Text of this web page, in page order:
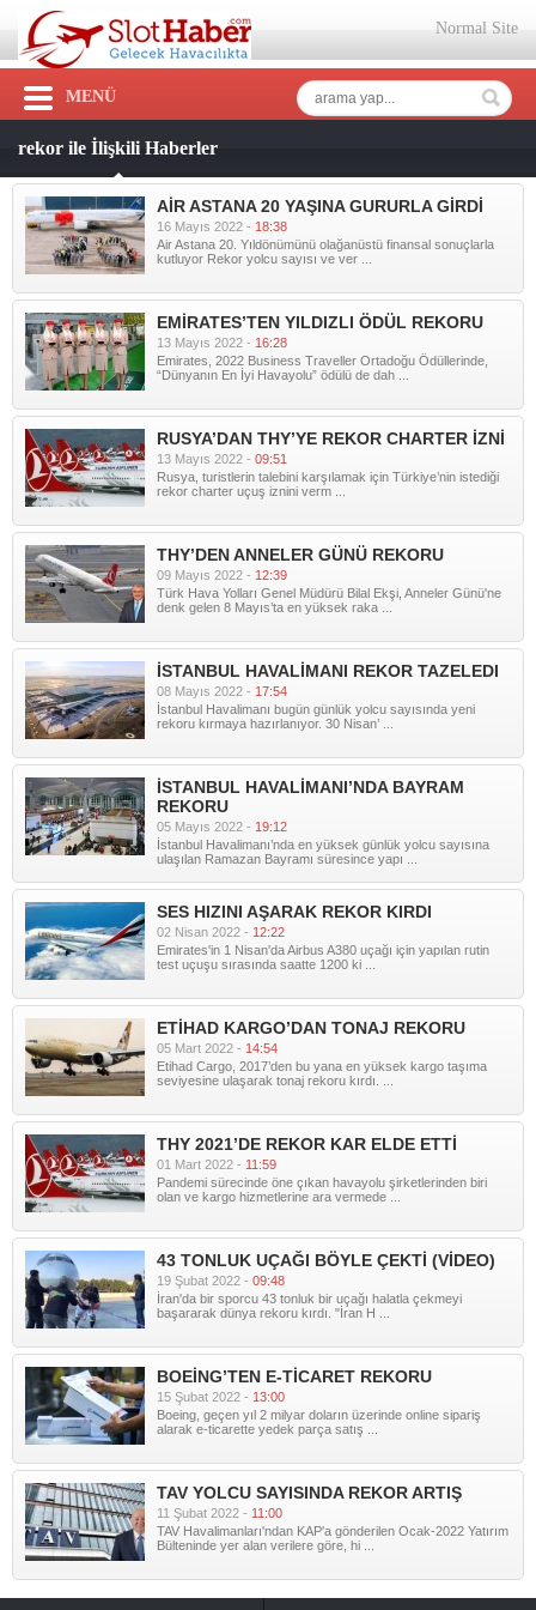
Normal Site
MENÜ
rekor ile İlişkili Haberler
AİR ASTANA 20 YAŞINA GURURLA GİRDİ
16 Mayıs 2022 - 18:38
Air Astana 20. Yıldönümünü olağanüstü finansal sonuçlarla
kutluyor Rekor yolcu sayısı ve ver ...
EMİRATES’TEN YILDIZLI ÖDÜL REKORU
13 Mayıs 2022 - 16:28
Emirates, 2022 Business Traveller Ortadoğu Ödüllerinde,
“Dünyanın En İyi Havayolu” ödülü de dah ...
RUSYA’DAN THY’YE REKOR CHARTER İZNİ
13 Mayıs 2022 - 09:51
Rusya, turistlerin talebini karşılamak için Türkiye’nin istediği
rekor charter uçuş iznini verm ...
THY’DEN ANNELER GÜNÜ REKORU
09 Mayıs 2022 - 12:39
Türk Hava Yolları Genel Müdürü Bilal Ekşi, Anneler Günü'ne
denk gelen 8 Mayıs’ta en yüksek raka ...
İSTANBUL HAVALİMANI REKOR TAZELEDI
08 Mayıs 2022 - 17:54
İstanbul Havalimanı bugün günlük yolcu sayısında yeni
rekoru kırmaya hazırlanıyor. 30 Nisan’ ...
İSTANBUL HAVALİMANI’NDA BAYRAM
REKORU
05 Mayıs 2022 - 19:12
İstanbul Havalimanı’nda en yüksek günlük yolcu sayısına
ulaşılan Ramazan Bayramı süresince yapı ...
SES HIZINI AŞARAK REKOR KIRDI
02 Nisan 2022 - 12:22
Emirates'in 1 Nisan'da Airbus A380 uçağı için yapılan rutin
test uçuşu sırasında saatte 1200 ki ...
ETİHAD KARGO’DAN TONAJ REKORU
05 Mart 2022 - 14:54
Etihad Cargo, 2017’den bu yana en yüksek kargo taşıma
seviyesine ulaşarak tonaj rekoru kırdı. ...
THY 2021’DE REKOR KAR ELDE ETTİ
01 Mart 2022 - 11:59
Pandemi sürecinde öne çıkan havayolu şirketlerinden biri
olan ve kargo hizmetlerine ara vermede ...
43 TONLUK UÇAĞI BÖYLE ÇEKTİ (VİDEO)
19 Şubat 2022 - 09:48
İran'da bir sporcu 43 tonluk bir uçağı halatla çekmeyi
başararak dünya rekoru kırdı. "İran H ...
BOEİNG’TEN E-TİCARET REKORU
15 Şubat 2022 - 13:00
Boeing, geçen yıl 2 milyar doların üzerinde online sipariş
alarak e-ticarette yedek parça satış ...
TAV YOLCU SAYISINDA REKOR ARTIŞ
11 Şubat 2022 - 11:00
TAV Havalimanları'ndan KAP'a gönderilen Ocak-2022 Yatırım
Bülteninde yer alan verilere göre, hi ...